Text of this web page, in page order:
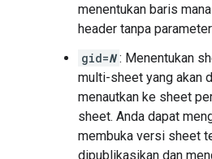
menentukan baris
header tanpa
gid=N : Menentukan
multi-sheet yang akan
menautkan ke sheet
sheet. Anda dapat
membuka versi sheet
dipublikasikan dan